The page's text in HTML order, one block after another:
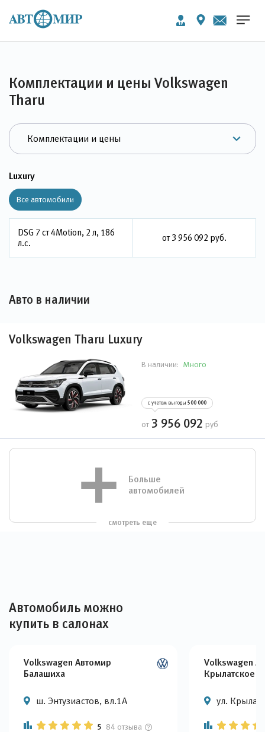
Комплектации и цены Volkswagen
Tharu
Luxury
Все автомобили
DSG 7 ст 4Motion, 2 л, 186
л.с.
от 3 956 092 руб.
Авто в наличии
Volkswagen Tharu Luxury
В наличии: Много
с учетом выгоды 500 000
от 3 956 092 руб
Больше
автомобилей
смотреть еще
Автомобиль можно
купить в салонах
Volkswagen Автомир
Балашиха
ш. Энтузиастов, вл.1А
5 84 отзыва
Volkswagen
Крылатское
ул.